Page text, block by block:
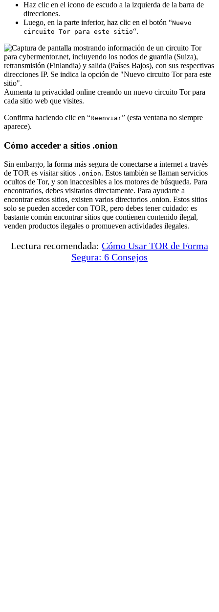
Haz clic en el icono de escudo a la izquierda de la barra de
direcciones.
Luego, en la parte inferior, haz clic en el botón “Nuevo
circuito Tor para este sitio“.
Aumenta tu privacidad online creando un nuevo circuito Tor para
cada sitio web que visites.
Confirma haciendo clic en “Reenviar” (esta ventana no siempre
aparece).
Cómo acceder a sitios .onion
Sin embargo, la forma más segura de conectarse a internet a través
de TOR es visitar sitios .onion. Estos también se llaman servicios
ocultos de Tor, y son inaccesibles a los motores de búsqueda. Para
encontrarlos, debes visitarlos directamente. Para ayudarte a
encontrar estos sitios, existen varios directorios .onion. Estos sitios
solo se pueden acceder con TOR, pero debes tener cuidado: es
bastante común encontrar sitios que contienen contenido ilegal,
venden productos ilegales o promueven actividades ilegales.
Lectura recomendada: Cómo Usar TOR de Forma
Segura: 6 Consejos